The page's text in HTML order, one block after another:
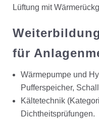
Lüftung mit
für
Wärmepumpe und
Pufferspeicher,
Kältetechnik
Dichtheitsprüfungen.